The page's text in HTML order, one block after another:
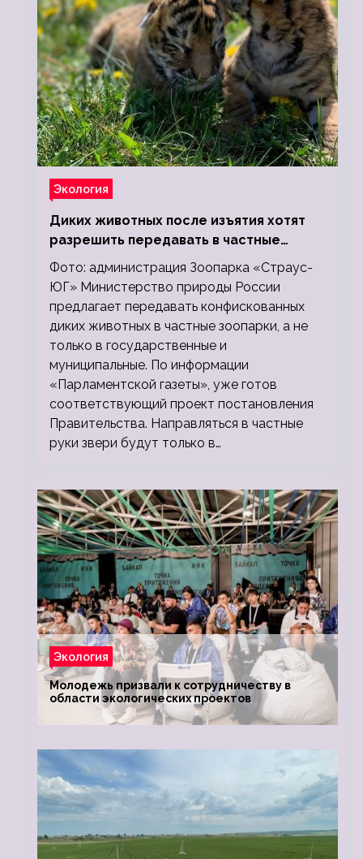
Экология
Диких животных после изъятия хотят
разрешить передавать в частные
зоопарки
Фото: администрация Зоопарка «Страус-
ЮГ» Министерство природы России
предлагает передавать конфискованных
диких животных в частные зоопарки, а не
только в государственные и
муниципальные. По информации
«Парламентской газеты», уже готов
соответствующий проект постановления
Правительства. Направляться в частные
руки звери будут только в…
Экология
Молодежь призвали к сотрудничеству в
области экологических проектов